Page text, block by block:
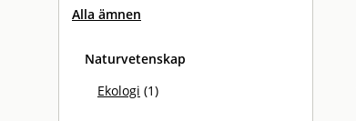
Alla ämnen
Naturvetenskap
Ekologi (1)